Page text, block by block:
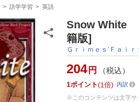
> 語学学習 > 英語
Snow White
籍版]
Ｇｒｉｍｅｓ’Ｆａｉｒ
204 円 （税込）
1ポイント 1倍
内訳
※このコンテンツは文字サ